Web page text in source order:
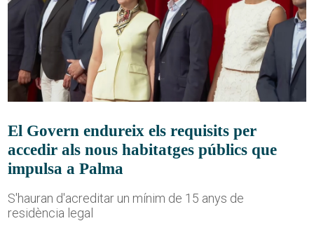
El Govern endureix els requisits per
accedir als nous habitatges públics que
impulsa a Palma
S'hauran d'acreditar un mínim de 15 anys de
residència legal